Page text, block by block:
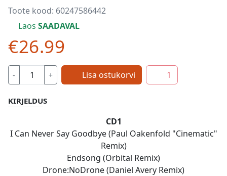
Toote kood: 60247586442
Laos SAADAVAL
€26.99
- + Lisa ostukorvi 1
KIRJELDUS
CD1
I Can Never Say Goodbye (Paul Oakenfold "Cinematic"
Remix)
Endsong (Orbital Remix)
Drone:NoDrone (Daniel Avery Remix)